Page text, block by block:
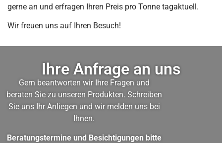
gerne an und erfragen Ihren Preis pro Tonne tagaktuell.
Wir freuen uns auf Ihren Besuch!
Ihre Anfrage an uns
Gern beantworten wir Ihre Fragen und
beraten Sie zu unseren Produkten. Schreiben
Sie uns Ihr Anliegen und wir melden uns bei
Ihnen.
Beratungstermine und Besichtigungen bitte